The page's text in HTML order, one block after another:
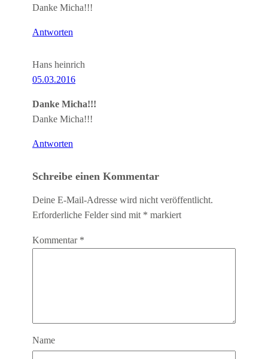
Danke Micha!!!
Antworten
Hans heinrich
05.03.2016
Danke Micha!!!
Danke Micha!!!
Antworten
Schreibe einen Kommentar
Deine E-Mail-Adresse wird nicht veröffentlicht.
Erforderliche Felder sind mit * markiert
Kommentar *
Name